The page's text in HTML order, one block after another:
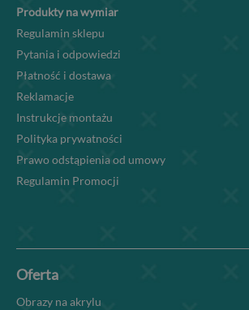
Produkty na wymiar
Regulamin sklepu
Pytania i odpowiedzi
Płatność i dostawa
Reklamacje
Instrukcje montażu
Polityka prywatności
Prawo odstąpienia od umowy
Regulamin Promocji
Oferta
Obrazy na akrylu